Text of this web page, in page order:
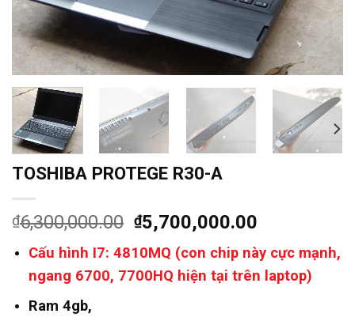
TOSHIBA PROTEGE R30-A
₫6,300,000.00 Giá
là:
₫6,300,000.00.
₫5,700,000.00
tại
là:
Cấu hình I7: 4810MQ (con chip này cực mạnh,
ngang 6700, 7700HQ hiện tại trên laptop)
Ram 4gb,